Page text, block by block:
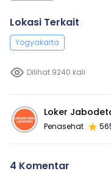
Lokasi Terkait
Yogyakarta
Dilihat 9240 kali
Loker
Penasehat
4 Komentar